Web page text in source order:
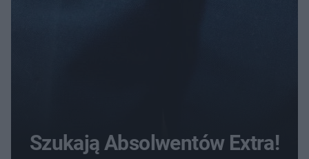
Szukają Absolwentów Extra!